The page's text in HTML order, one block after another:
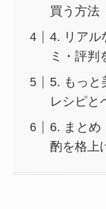
買う方法
4. リアル
ミ・評判
5. もっと
レシピと
6. まとめ
酌を格上